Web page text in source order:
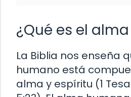
¿Qué es el
La Biblia nos enseña
humano está
alma y espíritu (1